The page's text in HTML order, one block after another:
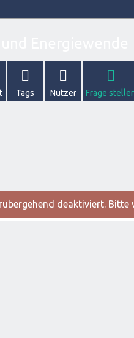
Tags Nutzer Frage
deaktiviert. Bitte